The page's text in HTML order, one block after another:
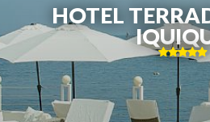
HOTEL
